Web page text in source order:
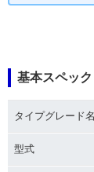
基本スペック
タイプグレード名
型式